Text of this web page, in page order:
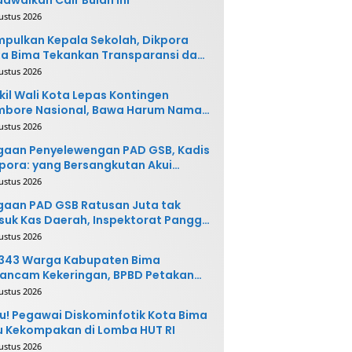
2026
Kepala Sekolah, Dikpora
Bima Tekankan Transparansi dan
2026
Wali Kota Lepas Kontingen
Nasional, Bawa Harum Nama
Bima
2026
Penyelewengan PAD GSB, Kadis
yang Bersangkutan Akui
dan Siap
2026
PAD GSB Ratusan Juta tak
Kas Daerah, Inspektorat Panggil
Terkait
2026
Warga Kabupaten Bima
Kekeringan, BPBD Petakan
Rawan
2026
Pegawai Diskominfotik Kota Bima
Kekompakan di Lomba HUT RI
2026